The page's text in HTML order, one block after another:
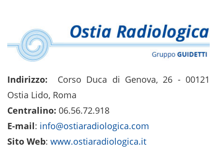
Indirizzo: Corso Duca di Genova, 26 - 00121
Ostia Lido, Roma
Centralino: 06.56.72.918
E-mail: info@ostiaradiologica.com
Sito Web: www.ostiaradiologica.it